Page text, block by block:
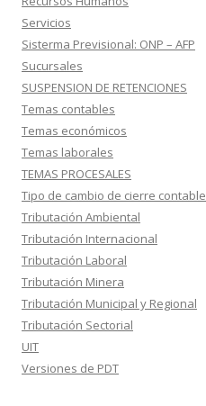
Servicios
Sisterma Previsional: ONP – AFP
Sucursales
SUSPENSION DE RETENCIONES
Temas contables
Temas económicos
Temas laborales
TEMAS PROCESALES
Tipo de cambio de cierre contable
Tributación Ambiental
Tributación Internacional
Tributación Laboral
Tributación Minera
Tributación Municipal y Regional
Tributación Sectorial
UIT
Versiones de PDT